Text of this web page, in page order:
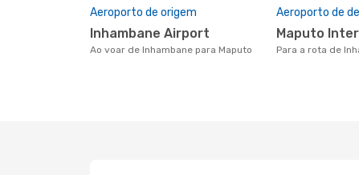
Aeroporto de origem
Inhambane Airport
Ao voar de Inhambane para Maputo
Aeroporto de
Maputo
Para a rota de